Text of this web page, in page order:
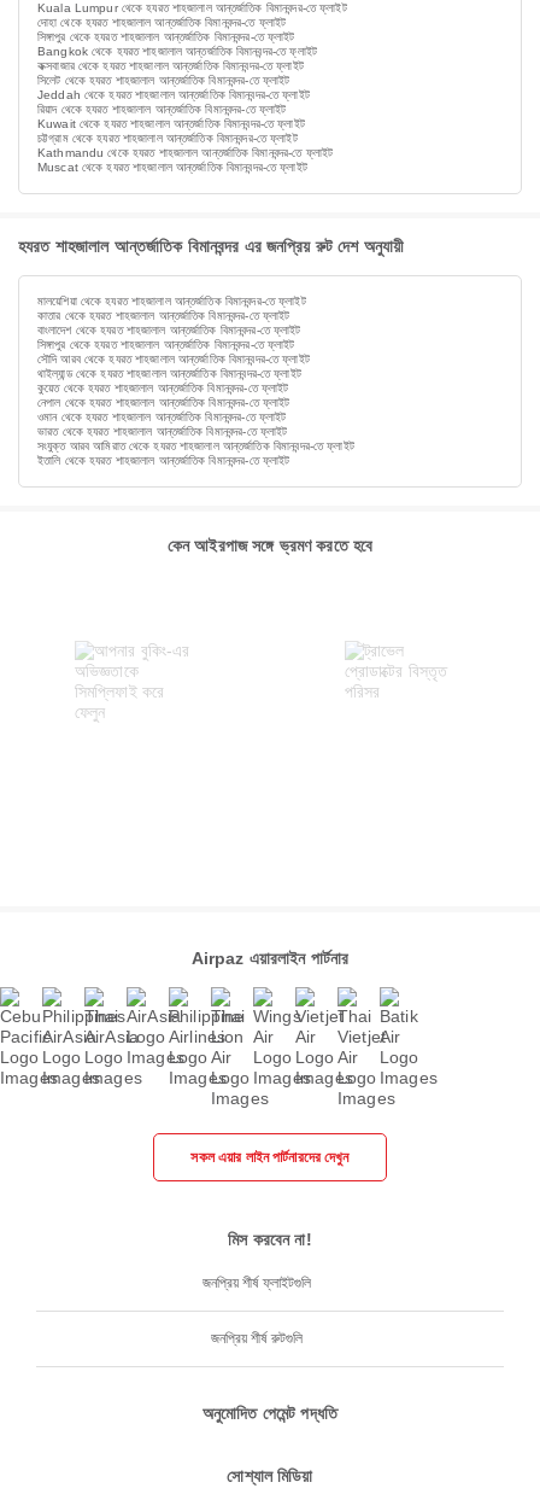
Kuala Lumpur থেকে হযরত শাহজালাল আন্তর্জাতিক বিমানবন্দর-তে ফ্লাইট
দোহা থেকে হযরত শাহজালাল আন্তর্জাতিক বিমানবন্দর-তে ফ্লাইট
সিঙ্গাপুর থেকে হযরত শাহজালাল আন্তর্জাতিক বিমানবন্দর-তে ফ্লাইট
Bangkok থেকে হযরত শাহজালাল আন্তর্জাতিক বিমানবন্দর-তে ফ্লাইট
কক্সবাজার থেকে হযরত শাহজালাল আন্তর্জাতিক বিমানবন্দর-তে ফ্লাইট
সিলেট থেকে হযরত শাহজালাল আন্তর্জাতিক বিমানবন্দর-তে ফ্লাইট
Jeddah থেকে হযরত শাহজালাল আন্তর্জাতিক বিমানবন্দর-তে ফ্লাইট
রিয়াদ থেকে হযরত শাহজালাল আন্তর্জাতিক বিমানবন্দর-তে ফ্লাইট
Kuwait থেকে হযরত শাহজালাল আন্তর্জাতিক বিমানবন্দর-তে ফ্লাইট
চট্টগ্রাম থেকে হযরত শাহজালাল আন্তর্জাতিক বিমানবন্দর-তে ফ্লাইট
Kathmandu থেকে হযরত শাহজালাল আন্তর্জাতিক বিমানবন্দর-তে ফ্লাইট
Muscat থেকে হযরত শাহজালাল আন্তর্জাতিক বিমানবন্দর-তে ফ্লাইট
হযরত শাহজালাল আন্তর্জাতিক বিমানবন্দর এর জনপ্রিয় রুট দেশ অনুযায়ী
মালয়েশিয়া থেকে হযরত শাহজালাল আন্তর্জাতিক বিমানবন্দর-তে ফ্লাইট
কাতার থেকে হযরত শাহজালাল আন্তর্জাতিক বিমানবন্দর-তে ফ্লাইট
বাংলাদেশ থেকে হযরত শাহজালাল আন্তর্জাতিক বিমানবন্দর-তে ফ্লাইট
সিঙ্গাপুর থেকে হযরত শাহজালাল আন্তর্জাতিক বিমানবন্দর-তে ফ্লাইট
সৌদি আরব থেকে হযরত শাহজালাল আন্তর্জাতিক বিমানবন্দর-তে ফ্লাইট
থাইল্যান্ড থেকে হযরত শাহজালাল আন্তর্জাতিক বিমানবন্দর-তে ফ্লাইট
কুয়েত থেকে হযরত শাহজালাল আন্তর্জাতিক বিমানবন্দর-তে ফ্লাইট
নেপাল থেকে হযরত শাহজালাল আন্তর্জাতিক বিমানবন্দর-তে ফ্লাইট
ওমান থেকে হযরত শাহজালাল আন্তর্জাতিক বিমানবন্দর-তে ফ্লাইট
ভারত থেকে হযরত শাহজালাল আন্তর্জাতিক বিমানবন্দর-তে ফ্লাইট
সংযুক্ত আরব আমিরাত থেকে হযরত শাহজালাল আন্তর্জাতিক বিমানবন্দর-তে ফ্লাইট
ইতালি থেকে হযরত শাহজালাল আন্তর্জাতিক বিমানবন্দর-তে ফ্লাইট
কেন আইরপাজ সঙ্গে ভ্রমণ করতে হবে
Airpaz এয়ারলাইন পার্টনার
সকল এয়ার লাইন পার্টনারদের দেখুন
মিস করবেন না!
জনপ্রিয় শীর্ষ ফ্লাইটগুলি
জনপ্রিয় শীর্ষ রুটগুলি
অনুমোদিত পেমেন্ট পদ্ধতি
সোশ্যাল মিডিয়া